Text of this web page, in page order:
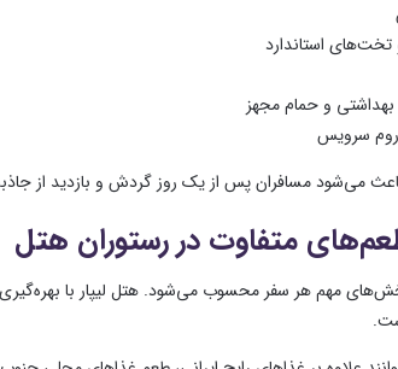
تخت‌های استاندارد
و حمام مجهز
سرویس
می‌شود مسافران پس از یک روز گردش و بازدید از
متفاوت در رستوران هتل
مهم هر سفر محسوب می‌شود. هتل لیپار با بهره‌گیری